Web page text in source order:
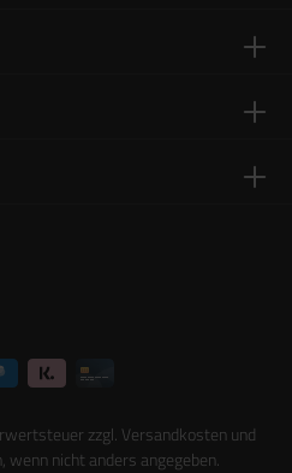
zzgl. Versandkostenund
wenn nicht anders angegeben.